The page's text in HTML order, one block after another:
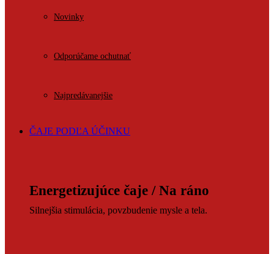
Novinky
Odporúčame ochutnať
Najpredávanejšie
ČAJE PODĽA ÚČINKU
Energetizujúce čaje / Na ráno
Silnejšia stimulácia, povzbudenie mysle a tela.